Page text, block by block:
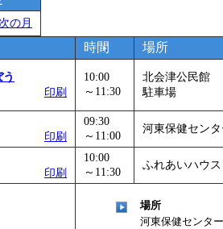
2026/08/28
2026/09/01
～2026/09/07
障害物競争でお土産をゲットせよ！」
2026/09/15
2026/09/28
」 受付期間：～2026/09/29
2026/09/30
」 受付期間：～2026/11/05
次の月
時間 場所
印刷
10:00
～11:30
北会津公民館
駐車場
印刷
09:30
～11:00
河東保健センタ
印刷
10:00
～11:30
ふれあいハウス
場所
河東保健センター